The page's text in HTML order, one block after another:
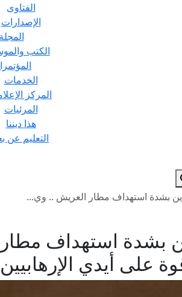
الفتاوى
الإصدارات
المجلة
الكتب
الخدمات
المركز
المرئيات
هذا ديننا
التعليم عن
بشدة استهداف مطار العريش .. وي...
بشدة استهداف
أيدي الإرهابيين